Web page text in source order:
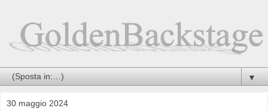
▼
30 maggio 2024